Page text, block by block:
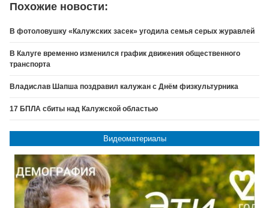
Похожие новости:
В фотоловушку «Калужских засек» угодила семья серых журавлей
В Калуге временно изменился график движения общественного
транспорта
Владислав Шапша поздравил калужан с Днём физкультурника
17 БПЛА сбиты над Калужской областью
Видеоматериалы